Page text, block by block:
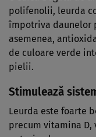
polifenolii, leurda
împotriva daunelor
asemenea,
de culoare verde
pielii.
Stimulează
Leurda este foarte
precum vitamina D,